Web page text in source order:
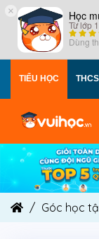
× Học
Từ lớp
Dùng
TIỂU HỌC THCS
Góc học